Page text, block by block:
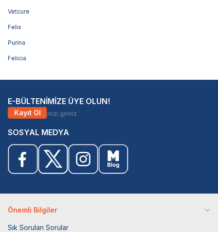
Vetcure
Felix
Purina
Felicia
E-BÜLTENİMİZE ÜYE OLUN!
Kayıt Ol
SOSYAL MEDYA
Önemli Bilgiler
Sık Sorulan Sorular